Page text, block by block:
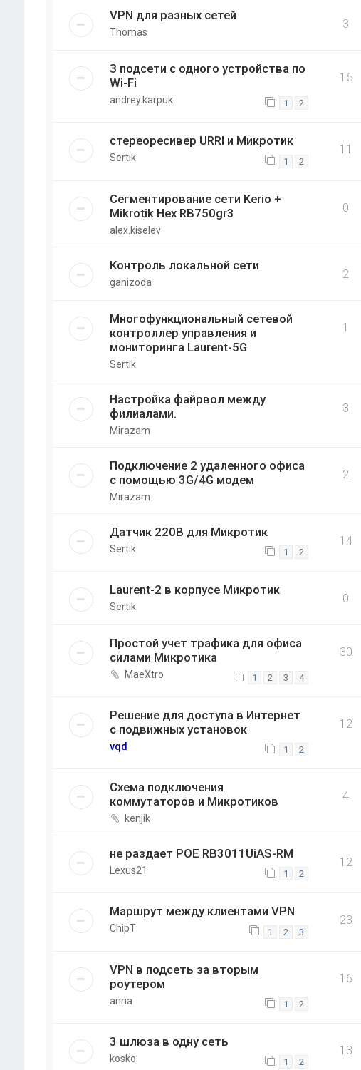
VPN для разных сетей
Thomas
3
З подсети с одного устройства по
Wi-Fi
andrey.karpuk 1 2
15
стереоресивер URRI и Микротик
Sertik 1 2
11
Сегментирование сети Kerio +
Mikrotik Hex RB750gr3
alex.kiselev
0
Контроль локальной сети
ganizoda
2
Многофункциональный сетевой
контроллер управления и
мониторинга Laurent-5G
Sertik
1
Настройка файрвол между
филиалами.
Mirazam
3
Подключение 2 удаленного офиса
с помощью 3G/4G модем
Mirazam
2
Датчик 220В для Микротик
Sertik 1 2
14
Laurent-2 в корпусе Микротик
Sertik
0
Простой учет трафика для офиса
силами Микротика
MaeXtro 1 2 3 4
30
Решение для доступа в Интернет
с подвижных установок
vqd 1 2
12
Схема подключения
коммутаторов и Микротиков
kenjik
4
не раздает POE RB3011UiAS-RM
Lexus21 1 2
12
Маршрут между клиентами VPN
ChipT 1 2 3
23
VPN в подсеть за вторым
роутером
anna 1 2
16
3 шлюза в одну сеть
kosko 1 2
13